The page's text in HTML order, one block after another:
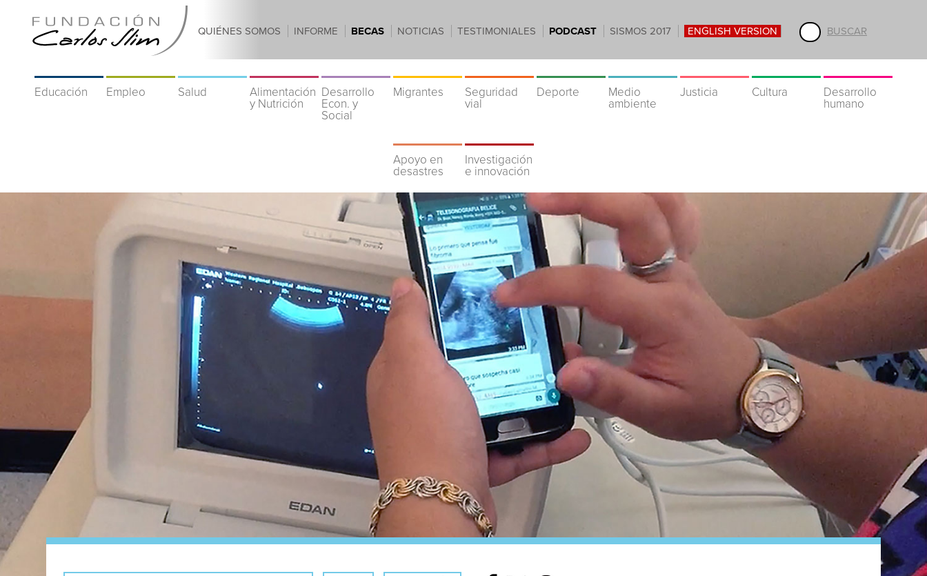
BUSCAR
QUIÉNES SOMOS INFORME BECAS NOTICIAS TESTIMONIALES PODCAST SISMOS 2017 ENGLISH VERSION
Educación Empleo Salud
Alimentación
y Nutrición
Desarrollo
Econ. y
Social
Migrantes
Seguridad
vial
Deporte
Medio
ambiente
Justicia Cultura
Desarrollo
humano
Apoyo en
desastres
Investigación
e innovación